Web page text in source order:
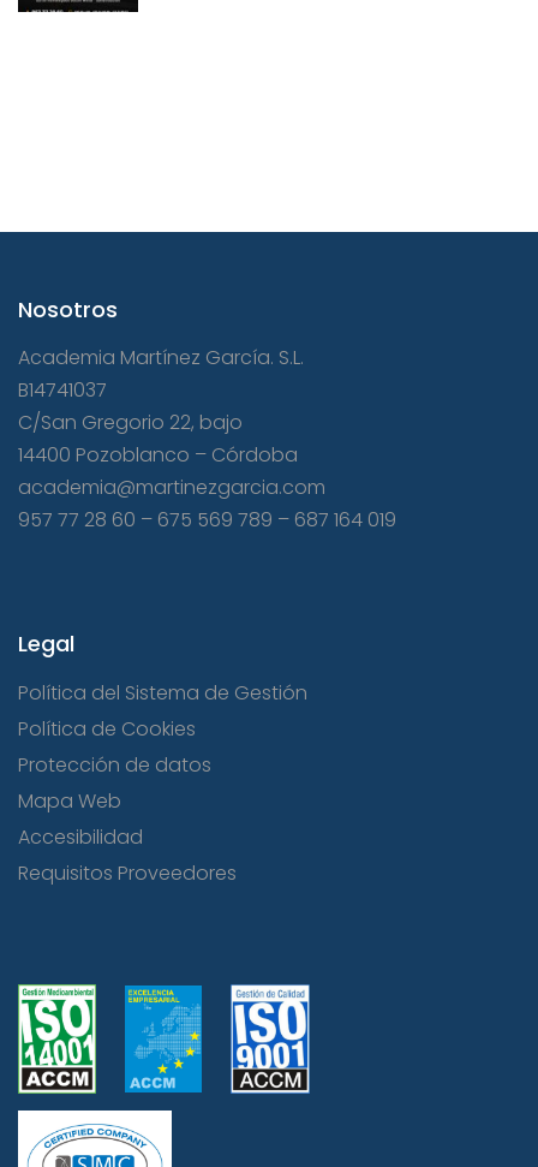
Nosotros
Academia Martínez García. S.L.
B14741037
C/San Gregorio 22, bajo
14400 Pozoblanco – Córdoba
academia@martinezgarcia.com
957 77 28 60 – 675 569 789 – 687 164 019
Legal
Política del Sistema de Gestión
Política de Cookies
Protección de datos
Mapa Web
Accesibilidad
Requisitos Proveedores